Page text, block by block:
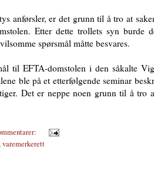
anførsler, er det grunn til å tro at
Etter dette trollets syn burde
spørsmål måtte besvares.
til EFTA-domstolen i den såkalte
ble på et etterfølgende seminar
Det er neppe noen grunn til å tro
varemerkerett